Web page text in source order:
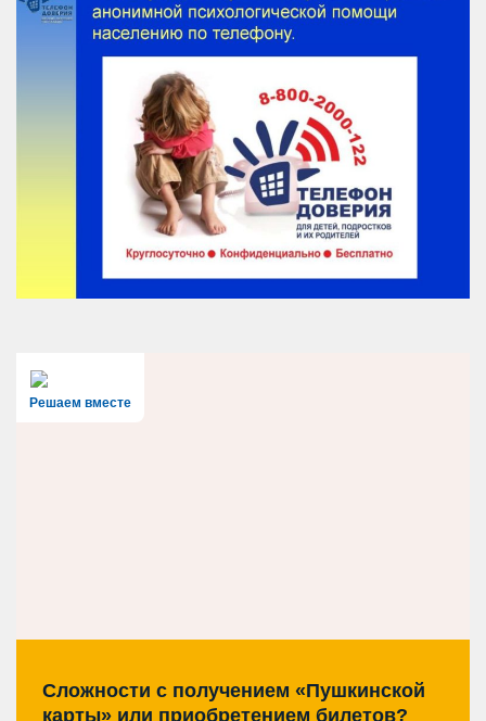
Решаем вместе
Сложности с получением «Пушкинской
карты» или приобретением билетов?